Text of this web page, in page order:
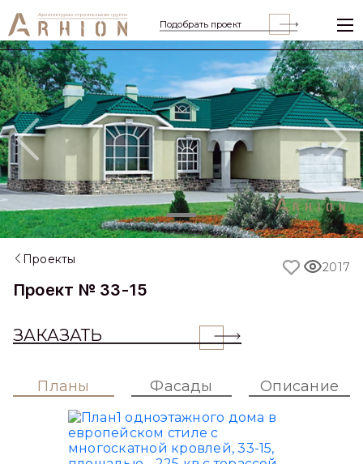
Подобрать проект
Previous
Проекты
Проект № 33-15
ЗАКАЗАТЬ
2017
Планы Фасады Описание